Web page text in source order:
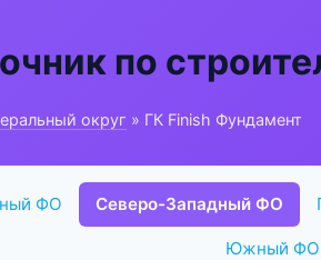
по
округ » ГК Finish Фундамент
ФО Северо-Западный ФО
Южный ФО